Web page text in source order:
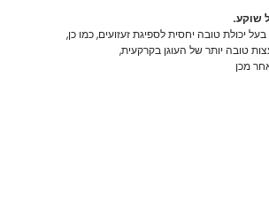
שוקע.
יכולת טובה יחסית לספיגת זעזועים, כמו כן,
טובה יותר של העוגן בקרקעית,
מכן